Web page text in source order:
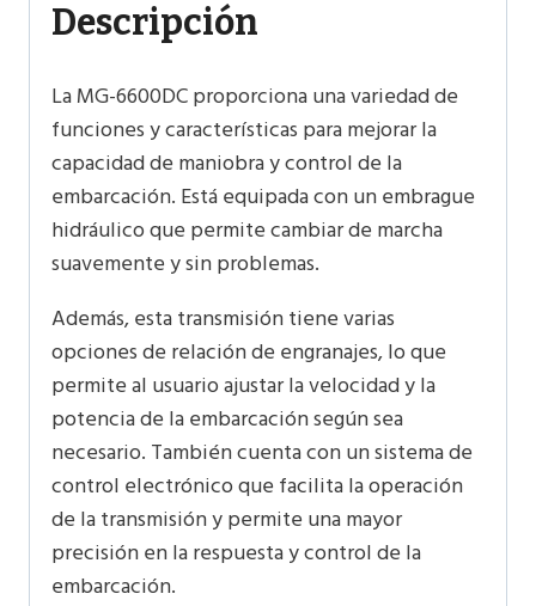
Descripción
La MG-6600DC proporciona una variedad de
funciones y características para mejorar la
capacidad de maniobra y control de la
embarcación. Está equipada con un embrague
hidráulico que permite cambiar de marcha
suavemente y sin problemas.
Además, esta transmisión tiene varias
opciones de relación de engranajes, lo que
permite al usuario ajustar la velocidad y la
potencia de la embarcación según sea
necesario. También cuenta con un sistema de
control electrónico que facilita la operación
de la transmisión y permite una mayor
precisión en la respuesta y control de la
embarcación.